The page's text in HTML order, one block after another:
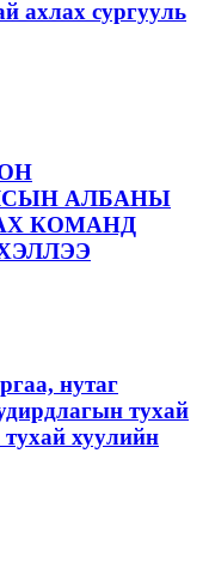
ахлах сургууль
АЛБАНЫ
КОМАНД
нутаг
тухай
хуулийн